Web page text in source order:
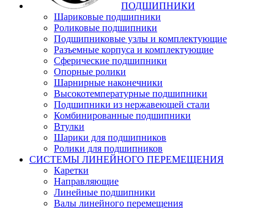
ПОДШИПНИКИ
Шариковые подшипники
Роликовые подшипники
Подшипниковые узлы и комплектующие
Разъемные корпуса и комплектующие
Сферические подшипники
Опорные ролики
Шарнирные наконечники
Высокотемпературные подшипники
Подшипники из нержавеющей стали
Комбинированные подшипники
Втулки
Шарики для подшипников
Ролики для подшипников
СИСТЕМЫ ЛИНЕЙНОГО ПЕРЕМЕЩЕНИЯ
Каретки
Направляющие
Линейные подшипники
Валы линейного перемещения